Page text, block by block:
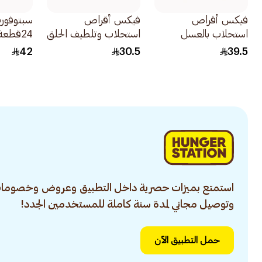
فيكس أقراص
استحلاب بالعسل
والليمون فابودروبس
39.5
فيكس أقراص
استحلاب وتلطيف الحلق
بنكهة التوت والمنعشة
30.5
24قطعة
42
استمتع بميزات حصرية داخل التطبيق وعروض
وتوصيل مجاني لمدة سنة كاملة للمستخدمين الجدد!
حمل التطبيق الآن